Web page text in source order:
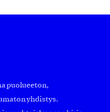
puolueeton,
yhdistys.